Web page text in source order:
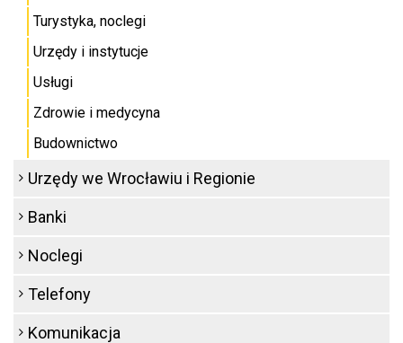
Turystyka, noclegi
Urzędy i instytucje
Usługi
Zdrowie i medycyna
Budownictwo
Urzędy we Wrocławiu i Regionie
Banki
Noclegi
Telefony
Komunikacja